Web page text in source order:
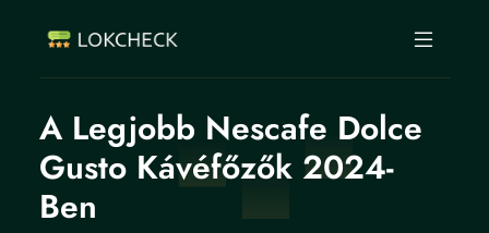
A Legjobb Nescafe Dolce
Gusto Kávéfőzők 2024-
Ben